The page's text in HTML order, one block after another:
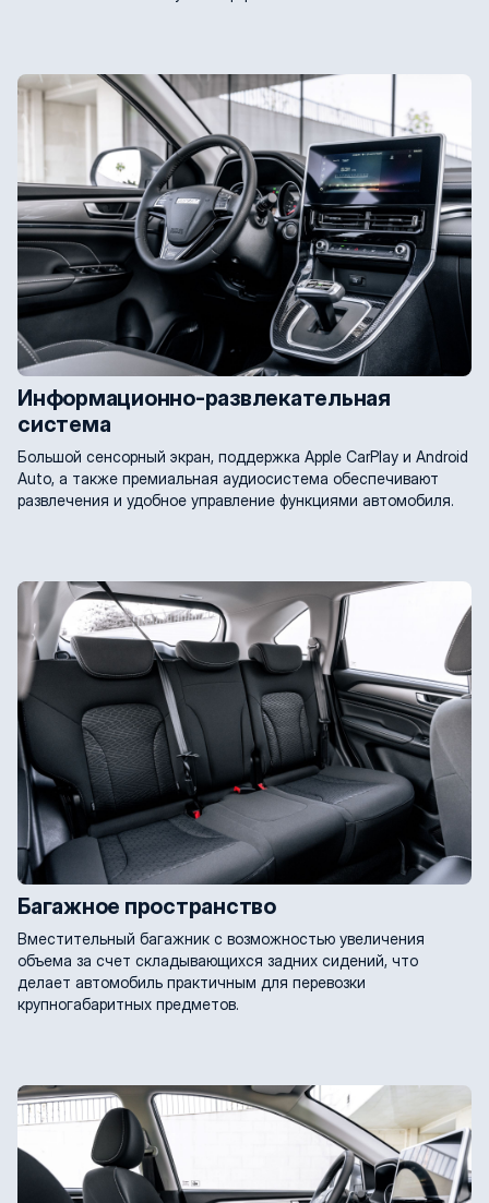
Информационно-развлекательная
система
Большой сенсорный экран, поддержка Apple CarPlay и Android
Auto, а также премиальная аудиосистема обеспечивают
развлечения и удобное управление функциями автомобиля.
Багажное пространство
Вместительный багажник с возможностью увеличения
объема за счет складывающихся задних сидений, что
делает автомобиль практичным для перевозки
крупногабаритных предметов.